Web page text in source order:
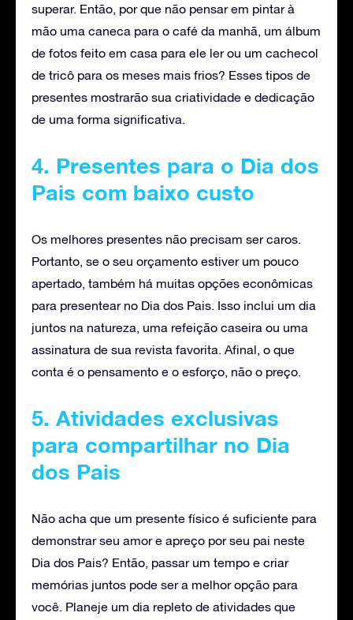
superar. Então, por que não pensar em pintar à
mão uma caneca para o café da manhã, um álbum
de fotos feito em casa para ele ler ou um cachecol
de tricô para os meses mais frios? Esses tipos de
presentes mostrarão sua criatividade e dedicação
de uma forma significativa.
4. Presentes para o Dia dos
Pais com baixo custo
Os melhores presentes não precisam ser caros.
Portanto, se o seu orçamento estiver um pouco
apertado, também há muitas opções econômicas
para presentear no Dia dos Pais. Isso inclui um dia
juntos na natureza, uma refeição caseira ou uma
assinatura de sua revista favorita. Afinal, o que
conta é o pensamento e o esforço, não o preço.
5. Atividades exclusivas
para compartilhar no Dia
dos Pais
Não acha que um presente físico é suficiente para
demonstrar seu amor e apreço por seu pai neste
Dia dos Pais? Então, passar um tempo e criar
memórias juntos pode ser a melhor opção para
você. Planeje um dia repleto de atividades que